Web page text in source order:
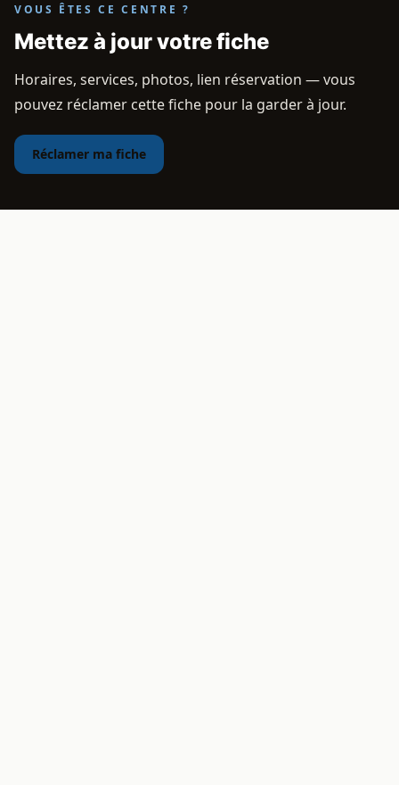
VOUS ÊTES CE CENTRE ?
Mettez à jour votre fiche
Horaires, services, photos, lien réservation — vous
pouvez réclamer cette fiche pour la garder à jour.
Réclamer ma fiche